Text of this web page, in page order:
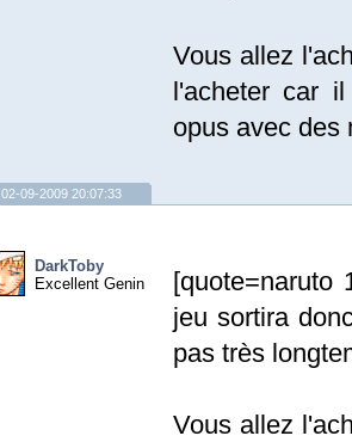
Vous allez
l'acheter car
opus avec des
02-09-2009 20:07:33
DarkToby
Excellent Genin
[quote=naruto
jeu sortira
pas très
Vous allez